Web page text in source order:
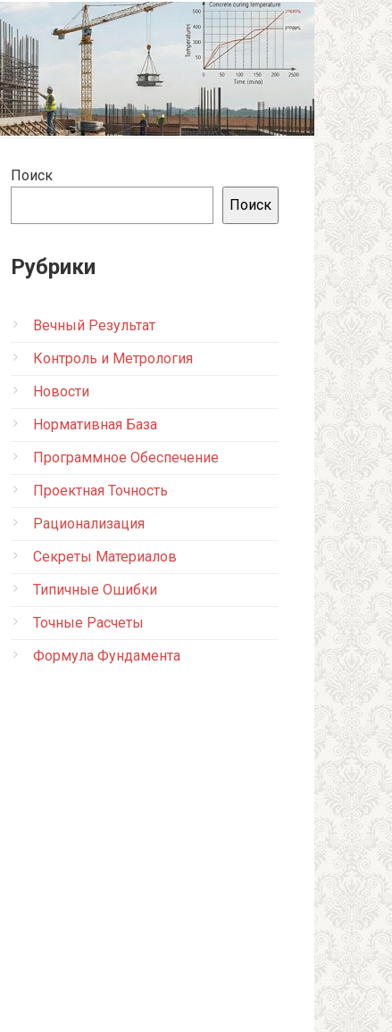
Поиск
Поиск
Рубрики
Вечный Результат
Контроль и Метрология
Новости
Нормативная База
Программное Обеспечение
Проектная Точность
Рационализация
Секреты Материалов
Типичные Ошибки
Точные Расчеты
Формула Фундамента